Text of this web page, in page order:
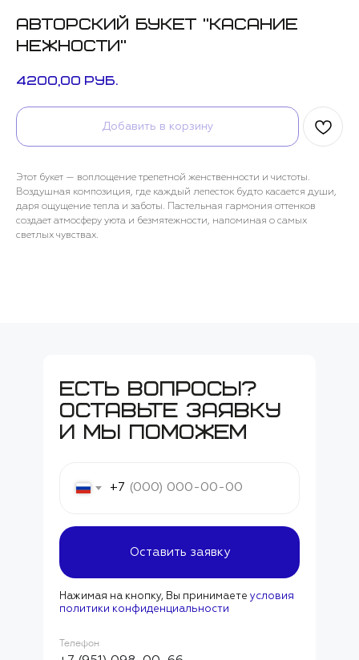
Авторский букет "Касание
нежности"
4200,00 руб.
Добавить в корзину
Этот букет — воплощение трепетной женственности и чистоты.
Воздушная композиция, где каждый лепесток будто касается души,
даря ощущение тепла и заботы. Пастельная гармония оттенков
создает атмосферу уюта и безмятежности, напоминая о самых
светлых чувствах.
есть вопросы?
оставьте заявку
и мы поможем
+7
Оставить заявку
Нажимая на кнопку, Вы принимаете условия
политики конфиденциальности
Телефон